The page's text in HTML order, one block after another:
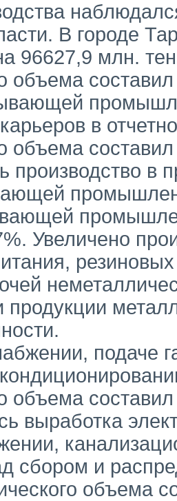
В городе
96627,9 млн.
объема
в
объема
производство в
Увеличено
продукции
подаче
объема
выработка
сбором и
объема